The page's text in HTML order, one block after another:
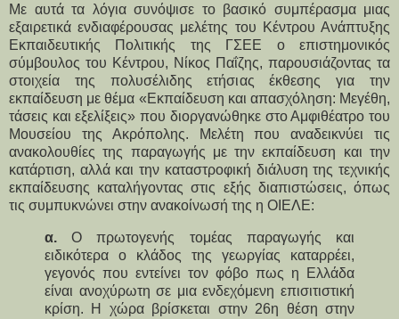
Με αυτά τα λόγια συνόψισε το βασικό συμπέρασμα μιας
εξαιρετικά ενδιαφέρουσας μελέτης του Κέντρου Ανάπτυξης
Εκπαιδευτικής Πολιτικής της ΓΣΕΕ ο επιστημονικός
σύμβουλος του Κέντρου, Νίκος Παΐζης, παρουσιάζοντας τα
στοιχεία της πολυσέλιδης ετήσιας έκθεσης για την
εκπαίδευση με θέμα «Εκπαίδευση και απασχόληση: Μεγέθη,
τάσεις και εξελίξεις» που διοργανώθηκε στο Αμφιθέατρο του
Μουσείου της Ακρόπολης. Μελέτη που αναδεικνύει τις
ανακολουθίες της παραγωγής με την εκπαίδευση και την
κατάρτιση, αλλά και την καταστροφική διάλυση της τεχνικής
εκπαίδευσης καταλήγοντας στις εξής διαπιστώσεις, όπως
τις συμπυκνώνει στην ανακοίνωσή της η ΟΙΕΛΕ:
α. Ο πρωτογενής τομέας παραγωγής και
ειδικότερα ο κλάδος της γεωργίας καταρρέει,
γεγονός που εντείνει τον φόβο πως η Ελλάδα
είναι ανοχύρωτη σε μια ενδεχόμενη επισιτιστική
κρίση. Η χώρα βρίσκεται στην 26η θέση στην